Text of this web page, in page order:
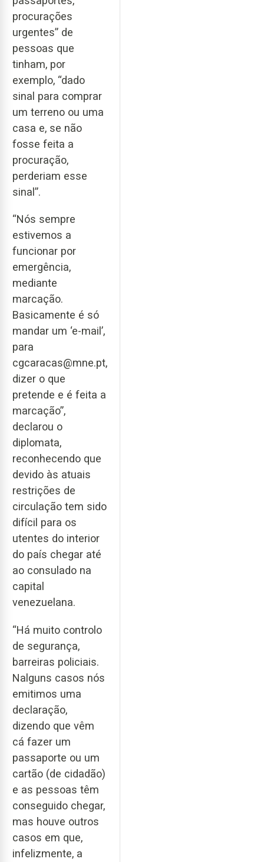
procurações
urgentes” de
pessoas que
tinham, por
exemplo, “dado
sinal para comprar
um terreno ou uma
casa e, se não
fosse feita a
procuração,
perderiam esse
sinal”.
“Nós sempre
estivemos a
funcionar por
emergência,
mediante
marcação.
Basicamente é só
mandar um ‘e-mail’,
para
cgcaracas@mne.pt,
dizer o que
pretende e é feita a
marcação”,
declarou o
diplomata,
reconhecendo que
devido às atuais
restrições de
circulação tem sido
difícil para os
utentes do interior
do país chegar até
ao consulado na
capital
venezuelana.
“Há muito controlo
de segurança,
barreiras policiais.
Nalguns casos nós
emitimos uma
declaração,
dizendo que vêm
cá fazer um
passaporte ou um
cartão (de cidadão)
e as pessoas têm
conseguido chegar,
mas houve outros
casos em que,
infelizmente, a